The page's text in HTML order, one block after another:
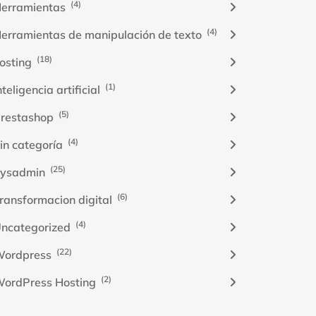
(4)
de manipulación de texto (4)
(18)
artificial (1)
(5)
categoría (4)
(25)
digital (6)
(4)
(22)
Hosting (2)